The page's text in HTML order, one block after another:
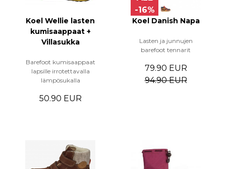
Koel Wellie lasten
kumisaappaat +
Villasukka
Barefoot kumisaappaat
lapsille irrotettavalla
lämpösukalla
50.90 EUR
-16%
Koel Danish Napa
Lasten ja junnujen
barefoot tennarit
79.90 EUR
94.90 EUR